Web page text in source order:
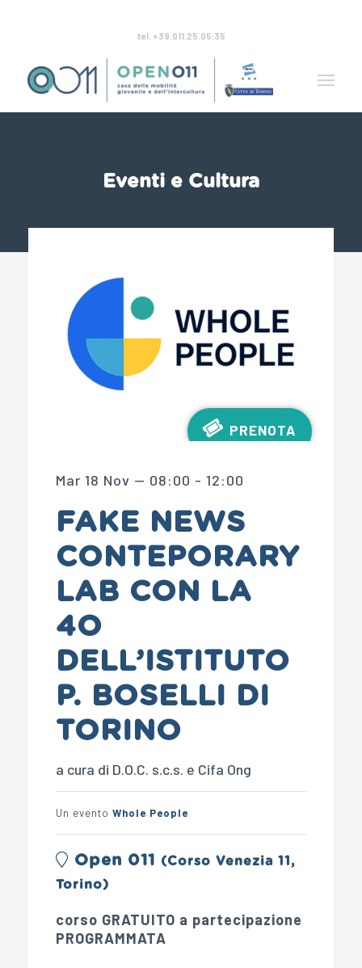
tel. +39.011.25.05.35
Eventi e Cultura
PRENOTA
Mar 18 Nov — 08:00 - 12:00
FAKE NEWS
CONTEPORARY
LAB CON LA
4O
DELL’ISTITUTO
P. BOSELLI DI
TORINO
a cura di D.O.C. s.c.s. e Cifa Ong
Un evento Whole People
Open 011 (Corso Venezia 11,
Torino)
corso GRATUITO a partecipazione
PROGRAMMATA